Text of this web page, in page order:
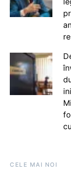
CELE MAI NOI